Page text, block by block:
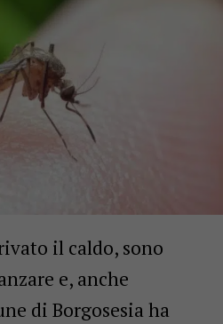
il caldo, sono
e, anche
di Borgosesia ha